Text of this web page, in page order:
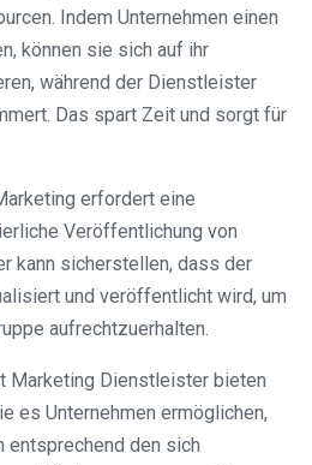
Indem Unternehmen einen
können sie sich auf ihr
während der Dienstleister
Das spart Zeit und sorgt für
erfordert eine
Veröffentlichung von
kann sicherstellen, dass der
und veröffentlicht wird, um
aufrechtzuerhalten.
Marketing Dienstleister bieten
es Unternehmen ermöglichen,
entsprechend den sich